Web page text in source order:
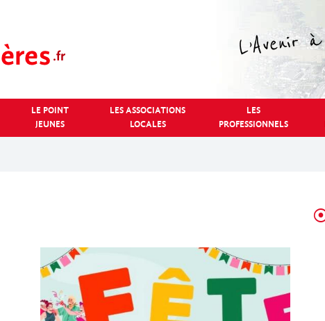
LE POINT
JEUNES
LES ASSOCIATIONS
LOCALES
LES
PROFESSIONNELS